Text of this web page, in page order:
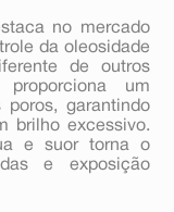
no mercado
da oleosidade
de outros
um
garantindo
brilho excessivo.
e suor torna o
e exposição